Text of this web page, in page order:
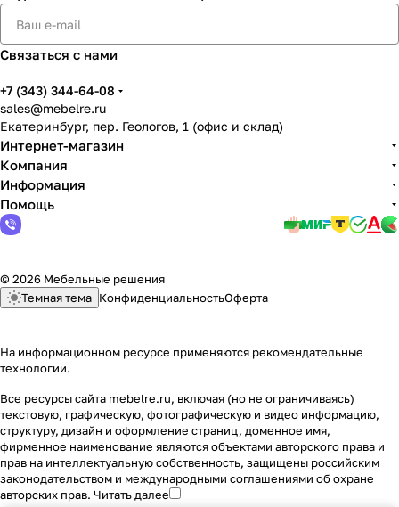
Связаться с нами
+7 (343) 344-64-08
sales@mebelre.ru
Екатеринбург, пер. Геологов, 1 (офис и склад)
Интернет-магазин
Компания
Информация
Помощь
© 2026 Мебельные решения
Темная тема КонфиденциальностьОферта
На информационном ресурсе применяются рекомендательные
технологии.
Все ресурсы сайта mebelre.ru, включая (но не ограничиваясь)
текстовую, графическую, фотографическую и видео информацию,
структуру, дизайн и оформление страниц, доменное имя,
фирменное наименование являются объектами авторского права и
прав на интеллектуальную собственность, защищены российским
законодательством и международными соглашениями об охране
авторских прав. Читать далее